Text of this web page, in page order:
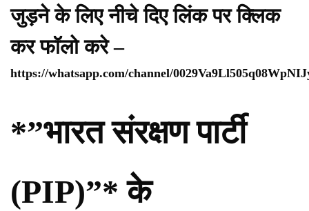
जुड़ने के लिए नीचे दिए लिंक पर क्लिक
कर फॉलो करे –
https://whatsapp.com/channel/
*”भारत संरक्षण पार्टी
(PIP)”* के